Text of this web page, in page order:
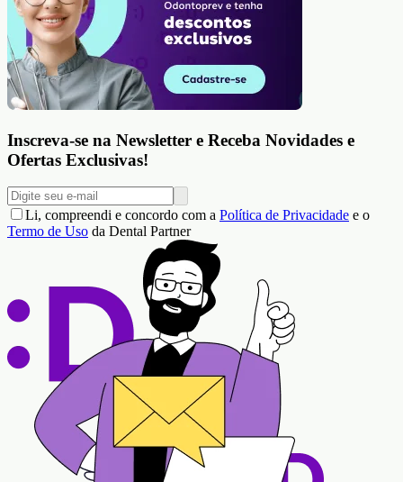
Inscreva-se na Newsletter e Receba Novidades e
Ofertas Exclusivas!
Li, compreendi e concordo com a Política de Privacidade e o
Termo de Uso da Dental Partner